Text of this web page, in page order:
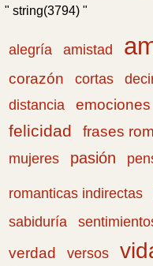
" string(3794) "
alegría amistad
corazón
cortas
distancia emociones
felicidad frases
mujeres
pasión
romanticas indirectas
sabiduría
verdad
versos